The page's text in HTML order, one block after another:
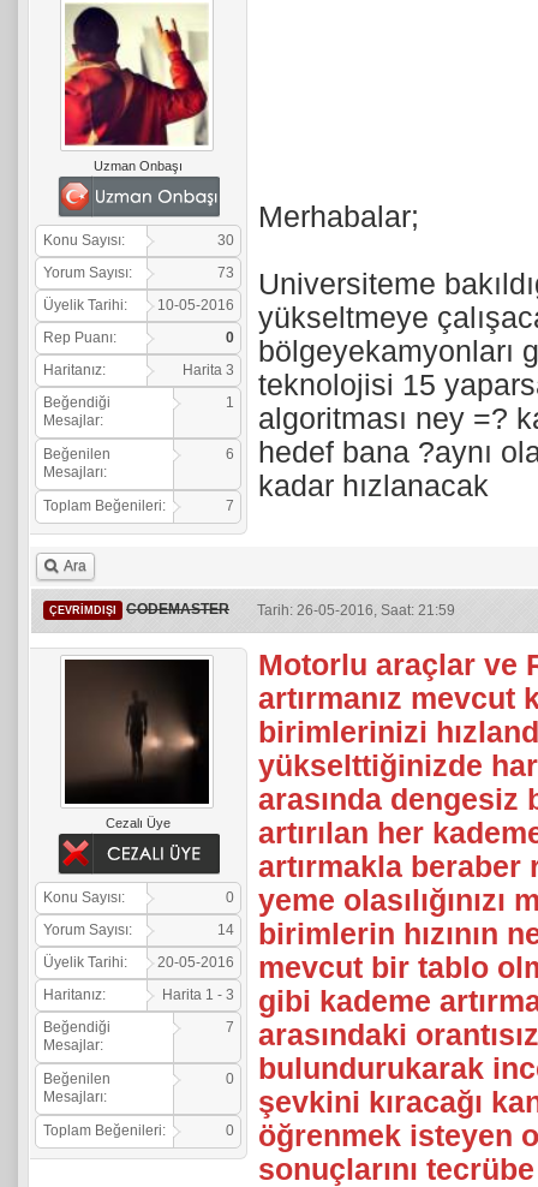
Uzman Onbaşı
Konu Sayısı:
30
Yorum Sayısı:
73
Üyelik Tarihi:
10-05-2016
Rep Puanı:
0
Haritanız:
Harita 3
Beğendiği
Mesajlar:
1
Beğenilen
Mesajları:
6
Toplam Beğenileri: 7
Merhabalar;
Universiteme
yükseltmeye
bölgeyekamyonları
teknolojisi 15
algoritması ney =?
hedef bana ?aynı
kadar hızlanacak
Ara
ÇEVRIMDIŞI CODEMASTER Tarih: 26-05-2016, Saat: 21:59
Cezalı Üye
Konu Sayısı:
0
Yorum Sayısı:
14
Üyelik Tarihi:
20-05-2016
Haritanız:
Harita 1 - 3
Beğendiği
Mesajlar:
7
Beğenilen
Mesajları:
0
Toplam Beğenileri: 0
Motorlu araçlar ve
artırmanız
birimlerinizi
yükselttiğinizde
arasında dengesiz
artırılan her
artırmakla
yeme
birimlerin hızının
mevcut bir tablo
gibi kademe
arasındaki
bulundurukarak
şevkini kıracağı
öğrenmek isteyen
sonuçlarını